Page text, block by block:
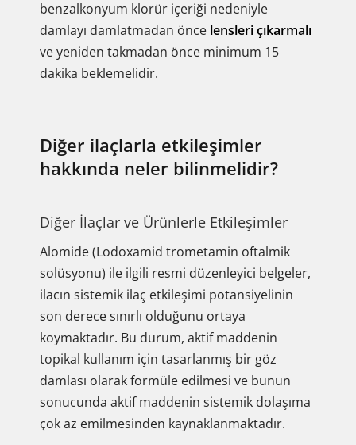
benzalkonyum klorür içeriği nedeniyle
damlayı damlatmadan önce lensleri çıkarmalı
ve yeniden takmadan önce minimum 15
dakika beklemelidir.
Diğer ilaçlarla etkileşimler
hakkında neler bilinmelidir?
Diğer İlaçlar ve Ürünlerle Etkileşimler
Alomide (Lodoxamid trometamin oftalmik
solüsyonu) ile ilgili resmi düzenleyici belgeler,
ilacın sistemik ilaç etkileşimi potansiyelinin
son derece sınırlı olduğunu ortaya
koymaktadır. Bu durum, aktif maddenin
topikal kullanım için tasarlanmış bir göz
damlası olarak formüle edilmesi ve bunun
sonucunda aktif maddenin sistemik dolaşıma
çok az emilmesinden kaynaklanmaktadır.